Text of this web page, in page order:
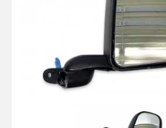
Малый коммерческий
Маркировочные знаки и
Пневматические соединения
Запчасти